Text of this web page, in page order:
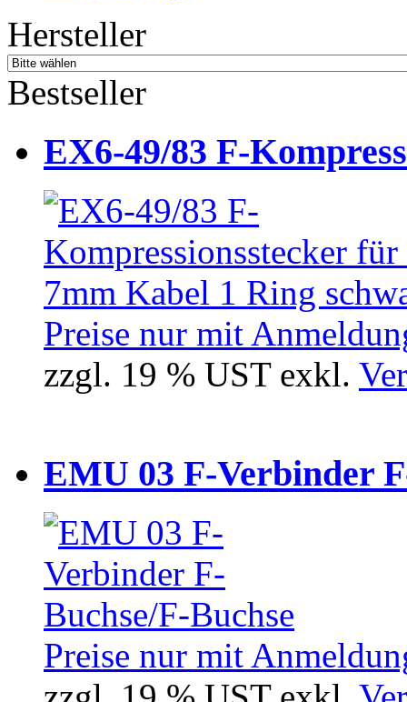
Hersteller
Bestseller
EX6-49/83 F-
Preise nur mit
zzgl. 19 % UST exkl.
EMU 03 F-Verbinder
Preise nur mit